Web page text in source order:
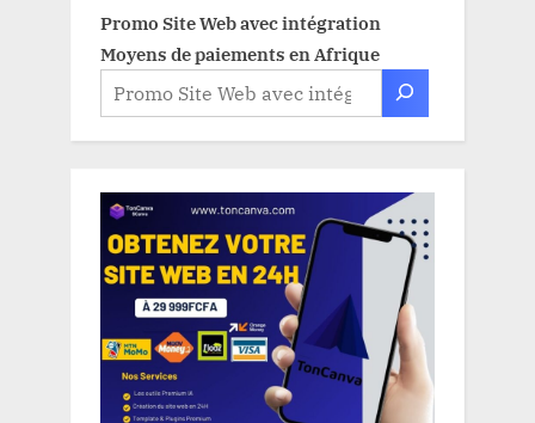
Promo Site Web avec intégration
Moyens de paiements en Afrique